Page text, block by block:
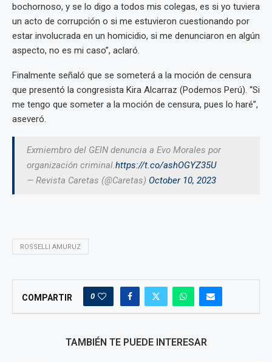
bochornoso, y se lo digo a todos mis colegas, es si yo tuviera
un acto de corrupción o si me estuvieron cuestionando por
estar involucrada en un homicidio, si me denunciaron en algún
aspecto, no es mi caso”, aclaró.
Finalmente señaló que se someterá a la moción de censura
que presentó la congresista Kira Alcarraz (Podemos Perú). “Si
me tengo que someter a la moción de censura, pues lo haré”,
aseveró.
Exmiembro del GEIN denuncia a Evo Morales por
organización criminal. https://t.co/ashOGYZ35U
— Revista Caretas (@Caretas) October 10, 2023
ROSSELLI AMURUZ
COMPARTIR 0
TAMBIÉN TE PUEDE INTERESAR